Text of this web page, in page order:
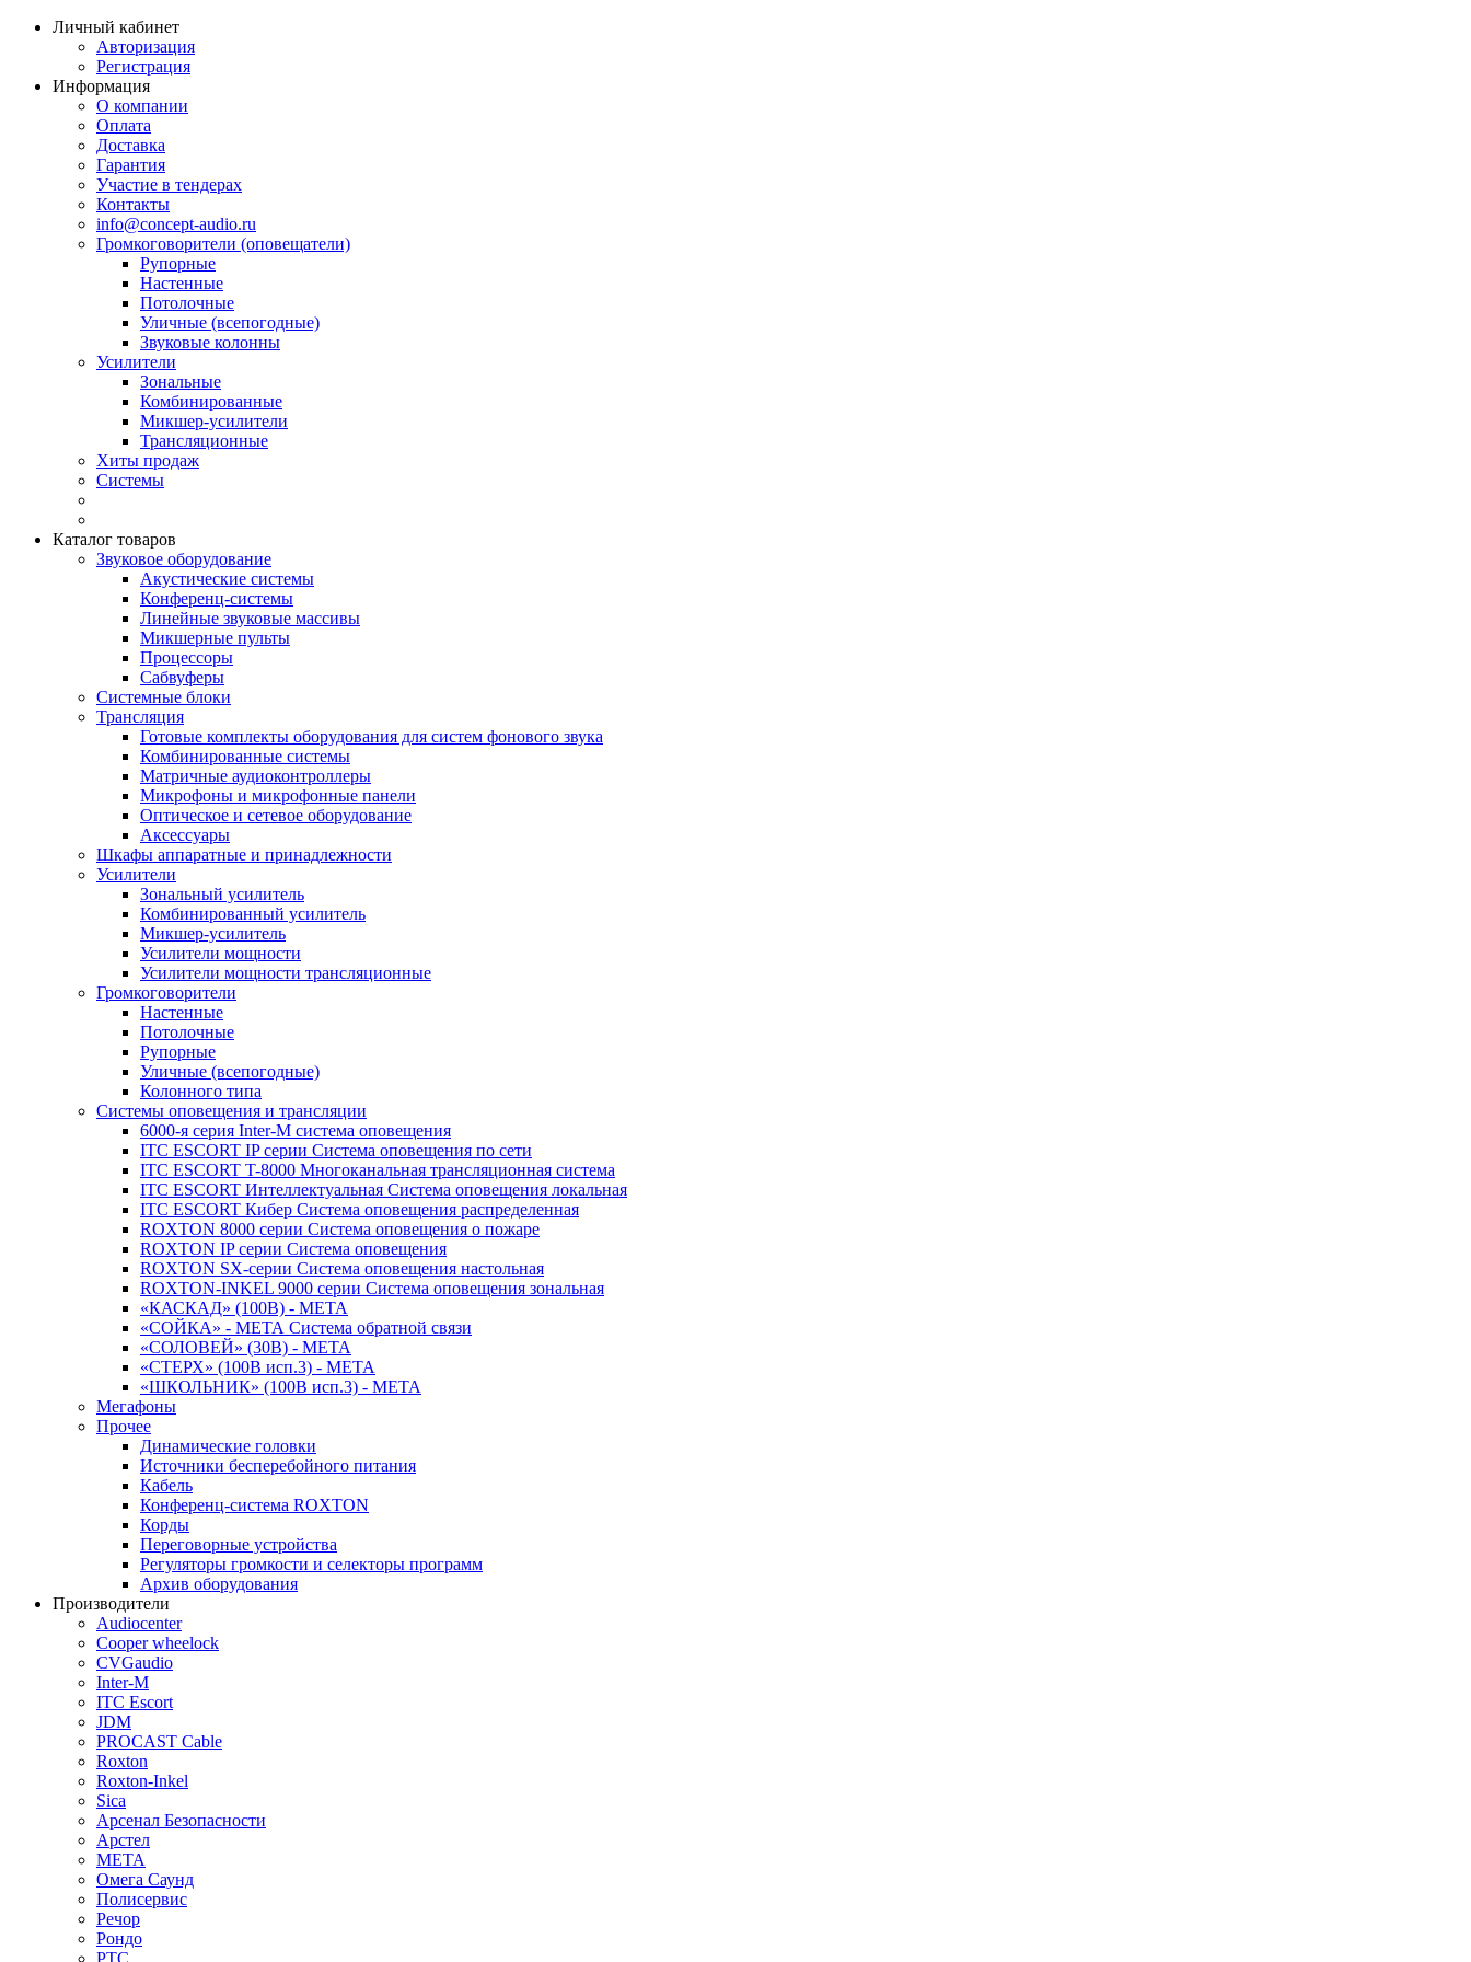
Личный кабинет
Авторизация
Регистрация
Информация
О компании
Оплата
Доставка
Гарантия
Участие в тендерах
Контакты
info@concept-audio.ru
Громкоговорители (оповещатели)
Рупорные
Настенные
Потолочные
Уличные (всепогодные)
Звуковые колонны
Усилители
Зональные
Комбинированные
Микшер-усилители
Трансляционные
Хиты продаж
Системы
Каталог товаров
Звуковое оборудование
Акустические системы
Конференц-системы
Линейные звуковые массивы
Микшерные пульты
Процессоры
Сабвуферы
Системные блоки
Трансляция
Готовые комплекты оборудования для систем фонового звука
Комбинированные системы
Матричные аудиоконтроллеры
Микрофоны и микрофонные панели
Оптическое и сетевое оборудование
Аксессуары
Шкафы аппаратные и принадлежности
Усилители
Зональный усилитель
Комбинированный усилитель
Микшер-усилитель
Усилители мощности
Усилители мощности трансляционные
Громкоговорители
Настенные
Потолочные
Рупорные
Уличные (всепогодные)
Колонного типа
Системы оповещения и трансляции
6000-я серия Inter-M система оповещения
ITC ESCORT IP серии Система оповещения по сети
ITC ESCORT T-8000 Многоканальная трансляционная система
ITC ESCORT Интеллектуальная Система оповещения локальная
ITC ESCORT Кибер Система оповещения распределенная
ROXTON 8000 серии Система оповещения о пожаре
ROXTON IP серии Система оповещения
ROXTON SX-серии Система оповещения настольная
ROXTON-INKEL 9000 серии Система оповещения зональная
«КАСКАД» (100В) - МЕТА
«СОЙКА» - МЕТА Система обратной связи
«СОЛОВЕЙ» (30В) - МЕТА
«СТЕРХ» (100В исп.3) - МЕТА
«ШКОЛЬНИК» (100В исп.3) - МЕТА
Мегафоны
Прочее
Динамические головки
Источники бесперебойного питания
Кабель
Конференц-система ROXTON
Корды
Переговорные устройства
Регуляторы громкости и селекторы программ
Архив оборудования
Производители
Audiocenter
Cooper wheelock
CVGaudio
Inter-M
ITC Escort
JDM
PROCAST Cable
Roxton
Roxton-Inkel
Sica
Арсенал Безопасности
Арстел
МЕТА
Омега Саунд
Полисервис
Речор
Рондо
РТС